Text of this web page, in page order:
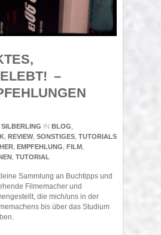
–
IN BLOG
REVIEW, SONSTIGES TUTORIALS
EMPFEHLUNG FILM
TUTORIAL
Sammlung an Buchtipps und
Filmemacher und
die mich/uns in der
bis über das Studium